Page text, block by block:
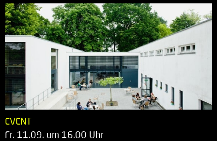
EVENT
Fr. 11.09. um 16.00 Uhr